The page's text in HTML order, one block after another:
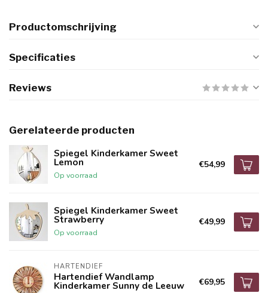
Productomschrijving
Specificaties
Reviews
Gerelateerde producten
Spiegel Kinderkamer Sweet
Lemon
Op voorraad
€54,99
Spiegel Kinderkamer Sweet
Strawberry
Op voorraad
€49,99
HARTENDIEF
Hartendief Wandlamp
Kinderkamer Sunny de Leeuw €69,95